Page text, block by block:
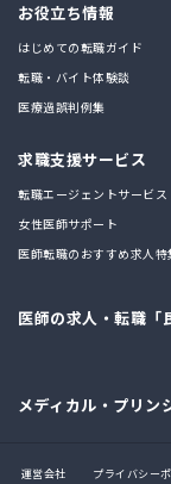
お役立ち情報
はじめての転職ガイド
転職・バイト体験談
医療過誤判例集
求職支援サービス
転職エージェントサービス
女性医師サポート
医師転職のおすすめ求人特
医師の求人・転職「
メディカル・プリン
運営会社 プライバシー